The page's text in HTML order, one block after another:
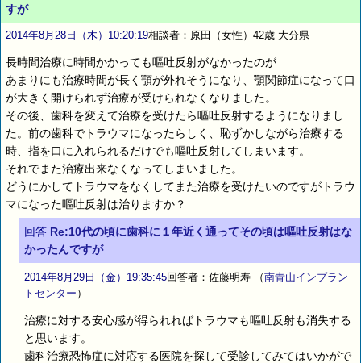
すが
2014年8月28日（木）10:20:19相談者：原田（女性）42歳 大分県
長時間治療に時間かかっても嘔吐反射がなかったのが
あまりにも治療時間が長く顎が外れそうになり、顎関節症になって口
が大きく開けられず治療が受けられなくなりました。
その後、歯科を変えて治療を受けたら嘔吐反射するようになりまし
た。前の歯科でトラウマになったらしく、恥ずかしながら治療する
時、指を口に入れられるだけでも嘔吐反射してしまいます。
それでまた治療出来なくなってしまいました。
どうにかしてトラウマをなくしてまた治療を受けたいのですがトラウ
マになった嘔吐反射は治りますか？
回答 Re:10代の頃に歯科に１年近く通ってその頃は嘔吐反射はな
かったんですが
2014年8月29日（金）19:35:45回答者：佐藤明寿 （南青山インプラン
トセンター ）
治療に対する安心感が得られればトラウマも嘔吐反射も消失する
と思います。
歯科治療恐怖症に対応する医院を探して受診してみてはいかがで